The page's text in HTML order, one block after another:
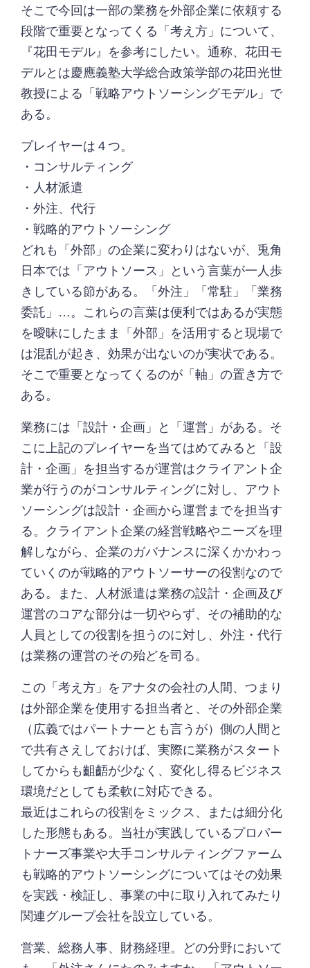
そこで今回は一部の業務を外部企業に依頼する
段階で重要となってくる「考え方」について、
『花田モデル』を参考にしたい。通称、花田モ
デルとは慶應義塾大学総合政策学部の花田光世
教授による「戦略アウトソーシングモデル」で
ある。
プレイヤーは４つ。
・コンサルティング
・人材派遣
・外注、代行
・戦略的アウトソーシング
どれも「外部」の企業に変わりはないが、兎角
日本では「アウトソース」という言葉が一人歩
きしている節がある。「外注」「常駐」「業務
委託」…。これらの言葉は便利ではあるが実態
を曖昧にしたまま「外部」を活用すると現場で
は混乱が起き、効果が出ないのが実状である。
そこで重要となってくるのが「軸」の置き方で
ある。
業務には「設計・企画」と「運営」がある。そ
こに上記のプレイヤーを当てはめてみると「設
計・企画」を担当するが運営はクライアント企
業が行うのがコンサルティングに対し、アウト
ソーシングは設計・企画から運営までを担当す
る。クライアント企業の経営戦略やニーズを理
解しながら、企業のガバナンスに深くかかわっ
ていくのが戦略的アウトソーサーの役割なので
ある。また、人材派遣は業務の設計・企画及び
運営のコアな部分は一切やらず、その補助的な
人員としての役割を担うのに対し、外注・代行
は業務の運営のその殆どを司る。
この「考え方」をアナタの会社の人間、つまり
は外部企業を使用する担当者と、その外部企業
（広義ではパートナーとも言うが）側の人間と
で共有さえしておけば、実際に業務がスタート
してからも齟齬が少なく、変化し得るビジネス
環境だとしても柔軟に対応できる。
最近はこれらの役割をミックス、または細分化
した形態もある。当社が実践しているプロパー
トナーズ事業や大手コンサルティングファーム
も戦略的アウトソーシングについてはその効果
を実践・検証し、事業の中に取り入れてみたり
関連グループ会社を設立している。
営業、総務人事、財務経理。どの分野において